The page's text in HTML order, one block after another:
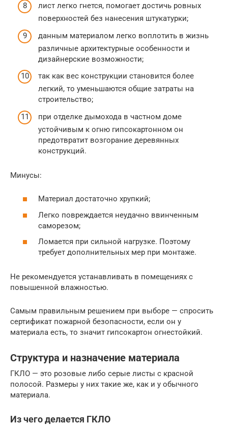
лист легко гнется, помогает достичь ровных
поверхностей без нанесения штукатурки;
данным материалом легко воплотить в жизнь
различные архитектурные особенности и
дизайнерские возможности;
так как вес конструкции становится более
легкий, то уменьшаются общие затраты на
строительство;
при отделке дымохода в частном доме
устойчивым к огню гипсокартонном он
предотвратит возгорание деревянных
конструкций.
Минусы:
Материал достаточно хрупкий;
Легко повреждается неудачно ввинченным
саморезом;
Ломается при сильной нагрузке. Поэтому
требует дополнительных мер при монтаже.
Не рекомендуется устанавливать в помещениях с
повышенной влажностью.
Самым правильным решением при выборе — спросить
сертификат пожарной безопасности, если он у
материала есть, то значит гипсокартон огнестойкий.
Структура и назначение материала
ГКЛО — это розовые либо серые листы с красной
полосой. Размеры у них такие же, как и у обычного
материала.
Из чего делается ГКЛО